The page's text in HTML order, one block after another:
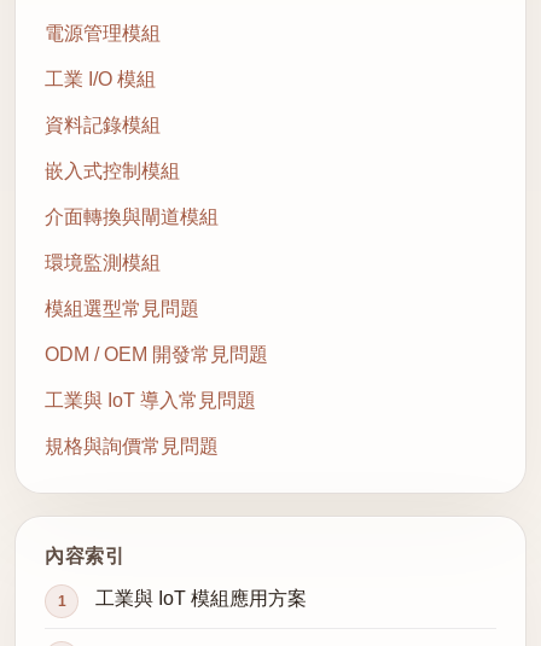
電源管理模組
工業 I/O 模組
資料記錄模組
嵌入式控制模組
介面轉換與閘道模組
環境監測模組
模組選型常見問題
ODM / OEM 開發常見問題
工業與 IoT 導入常見問題
規格與詢價常見問題
內容索引
工業與 IoT 模組應用方案